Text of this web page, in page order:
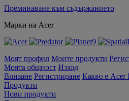
Преминаване към съдържанието
Марки на Acer
Моят профил Моите продукти
Моята общност Изход
Влизане Регистриране Какво е Acer
Продукти
Нови продукти